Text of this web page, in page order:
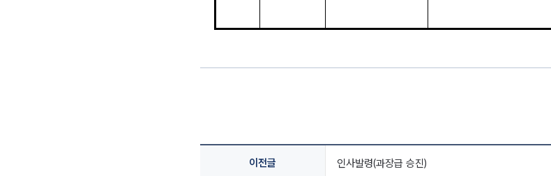
이전글 인사발령(과장급 승진)